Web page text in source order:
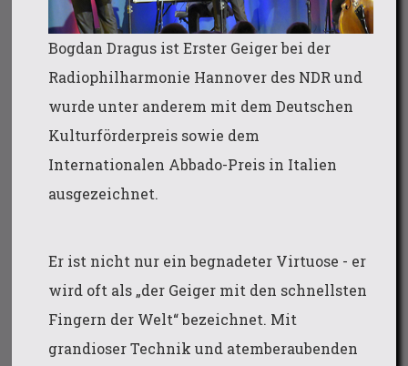
Bogdan Dragus ist Erster Geiger bei der
Radiophilharmonie Hannover des NDR und
wurde unter anderem mit dem Deutschen
Kulturförderpreis sowie dem
Internationalen Abbado-Preis in Italien
ausgezeichnet.
Er ist nicht nur ein begnadeter Virtuose - er
wird oft als „der Geiger mit den schnellsten
Fingern der Welt“ bezeichnet. Mit
grandioser Technik und atemberaubenden